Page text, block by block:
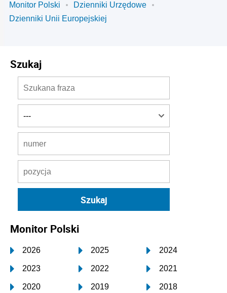
Monitor Polski
Dzienniki Urzędowe
Dzienniki Unii Europejskiej
Szukaj
Monitor Polski
2026 2025 2024
2023 2022 2021
2020 2019 2018